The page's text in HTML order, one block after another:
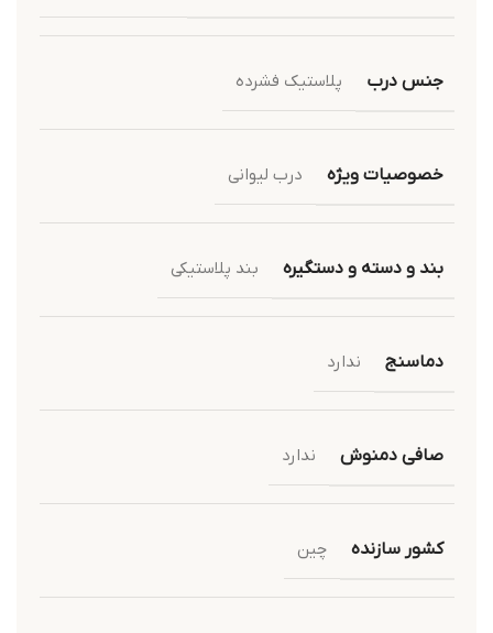
جنس درب پلاستیک فشرده
خصوصیات ویژه درب لیوانی
بند و دسته و دستگیره بند پلاستیکی
دماسنج ندارد
صافی دمنوش ندارد
کشور سازنده چین